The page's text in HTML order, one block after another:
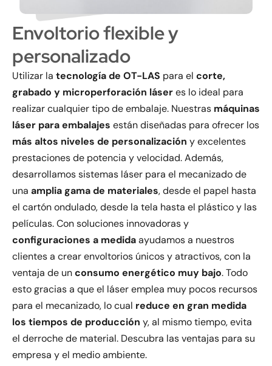
Envoltorio flexible y
personalizado
Utilizar la tecnología de OT-LAS para el corte,
grabado y microperforación láseres lo ideal para
realizar cualquier tipo de embalaje. Nuestras máquinas
láser para embalajes están diseñadas para ofrecer los
más altos niveles de personalización y excelentes
prestaciones de potencia y velocidad. Además,
desarrollamos sistemas láser para el mecanizado de
una amplia gama de materiales, desde el papel hasta
el cartón ondulado, desde la tela hasta el plástico y las
películas. Con soluciones innovadoras y
configuraciones a medidaayudamos a nuestros
clientes a crear envoltorios únicos y atractivos, con la
ventaja de unconsumo energético muy bajo. Todo
esto gracias a que el láser emplea muy pocos recursos
para el mecanizado, lo cual reduce en gran medida
los tiempos de producción y, al mismo tiempo, evita
el derroche de material. Descubra las ventajas para su
empresa y el medio ambiente.